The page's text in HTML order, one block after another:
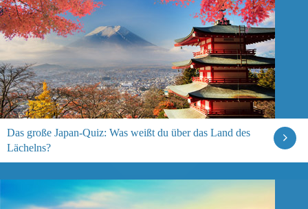
Das große Japan-Quiz: Was weißt du über das Land des
Lächelns?